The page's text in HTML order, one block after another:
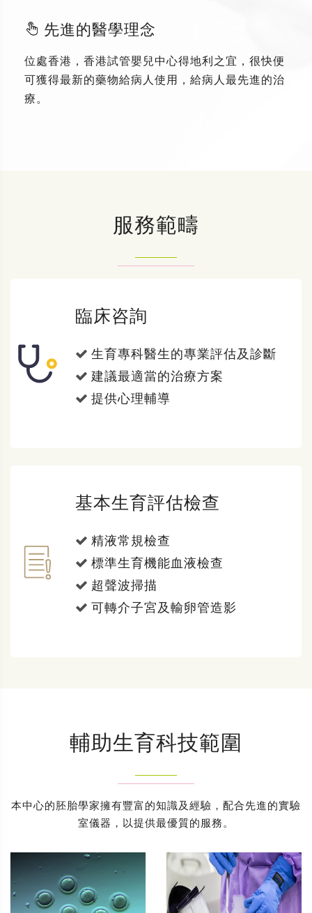
先進的醫學理念
位處香港，香港試管嬰兒中心得地利之宜，很快便
可獲得最新的藥物給病人使用，給病人最先進的治
療。
服務範疇
臨床咨詢
生育專科醫生的專業評估及診斷
建議最適當的治療方案
提供心理輔導
基本生育評估檢查
精液常規檢查
標準生育機能血液檢查
超聲波掃描
可轉介子宮及輸卵管造影
輔助生育科技範圍
本中心的胚胎學家擁有豐富的知識及經驗，配合先進的實驗
室儀器，以提供最優質的服務。